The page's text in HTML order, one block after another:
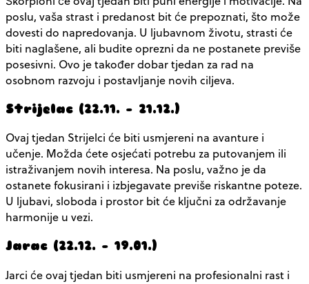
poslu, vaša strast i predanost bit će prepoznati, što može
dovesti do napredovanja. U ljubavnom životu, strasti će
biti naglašene, ali budite oprezni da ne postanete previše
posesivni. Ovo je također dobar tjedan za rad na
osobnom razvoju i postavljanje novih ciljeva.
Strijelac (22.11. – 21.12.)
Ovaj tjedan Strijelci će biti usmjereni na avanture i
učenje. Možda ćete osjećati potrebu za putovanjem ili
istraživanjem novih interesa. Na poslu, važno je da
ostanete fokusirani i izbjegavate previše riskantne poteze.
U ljubavi, sloboda i prostor bit će ključni za održavanje
harmonije u vezi.
Jarac (22.12. – 19.01.)
Jarci će ovaj tjedan biti usmjereni na profesionalni rast i